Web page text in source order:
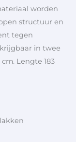
worden
structuur en
tegen
in twee
Lengte 183